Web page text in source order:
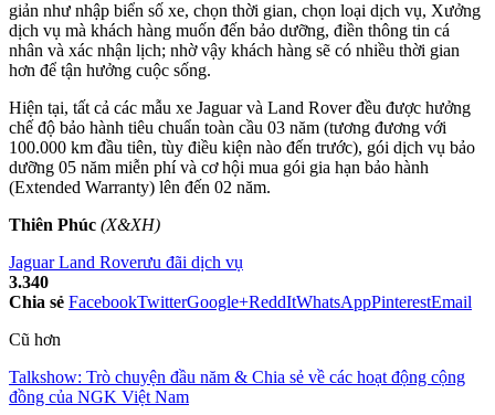
giản như nhập biển số xe, chọn thời gian, chọn loại dịch vụ, Xưởng
dịch vụ mà khách hàng muốn đến bảo dưỡng, điền thông tin cá
nhân và xác nhận lịch; nhờ vậy khách hàng sẽ có nhiều thời gian
hơn để tận hưởng cuộc sống.
Hiện tại, tất cả các mẫu xe Jaguar và Land Rover đều được hưởng
chế độ bảo hành tiêu chuẩn toàn cầu 03 năm (tương đương với
100.000 km đầu tiên, tùy điều kiện nào đến trước), gói dịch vụ bảo
dưỡng 05 năm miễn phí và cơ hội mua gói gia hạn bảo hành
(Extended Warranty) lên đến 02 năm.
Thiên Phúc (X&XH)
Jaguar Land Roverưu đãi dịch vụ
3.340
Chia sẻ FacebookTwitterGoogle+ReddItWhatsAppPinterestEmail
Cũ hơn
Talkshow: Trò chuyện đầu năm & Chia sẻ về các hoạt động cộng
đồng của NGK Việt Nam